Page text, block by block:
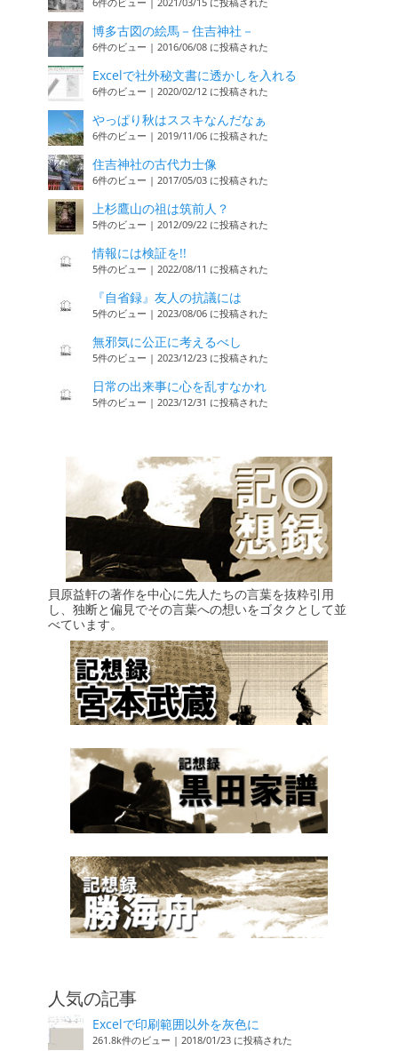
博多古図の絵馬－住吉神社－
6件のビュー | 2016/06/08 に投稿された
Excelで社外秘文書に透かしを入れる
6件のビュー | 2020/02/12 に投稿された
やっぱり秋はススキなんだなぁ
6件のビュー | 2019/11/06 に投稿された
住吉神社の古代力士像
6件のビュー | 2017/05/03 に投稿された
上杉鷹山の祖は筑前人？
5件のビュー | 2012/09/22 に投稿された
情報には検証を!!
5件のビュー | 2022/08/11 に投稿された
『自省録』友人の抗議には
5件のビュー | 2023/08/06 に投稿された
無邪気に公正に考えるべし
5件のビュー | 2023/12/23 に投稿された
日常の出来事に心を乱すなかれ
5件のビュー | 2023/12/31 に投稿された
貝原益軒の著作を中心に先人たちの言葉を抜粋引用
し、独断と偏見でその言葉への想いをゴタクとして並
べています。
人気の記事
Excelで印刷範囲以外を灰色に
261.8k件のビュー | 2018/01/23 に投稿された